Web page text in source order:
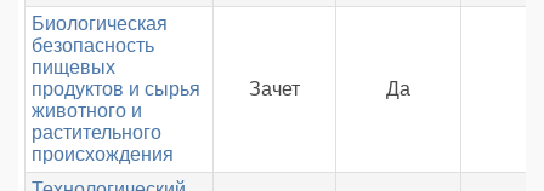
Биологическая
безопасность
пищевых
продуктов и сырья
животного и
растительного
происхождения
Зачет Да